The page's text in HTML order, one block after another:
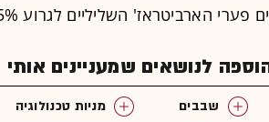
הארביטראז' השליליים לגרוע 1.5% ממדד ת״א 35.
לנושאים שמעניינים אותי
שבבים מניות טכנולוגיה